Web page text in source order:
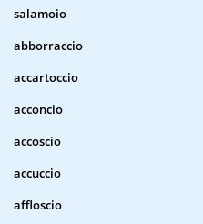
salamoio
abborraccio
accartoccio
acconcio
accoscio
accuccio
affloscio